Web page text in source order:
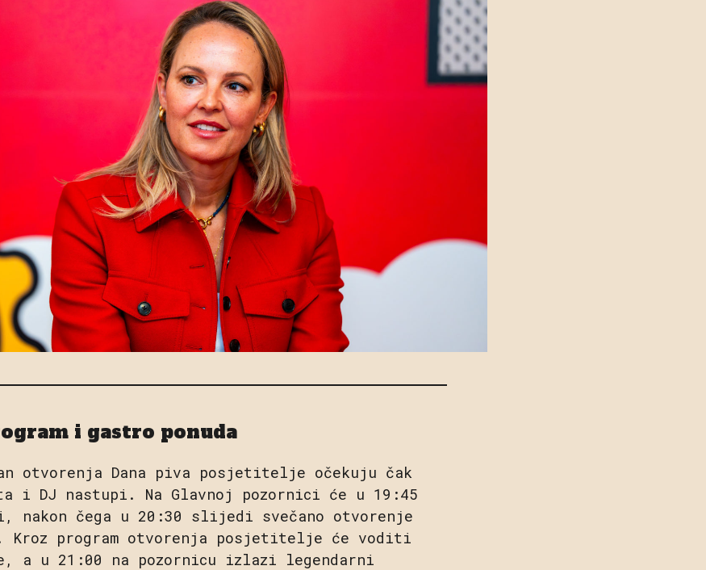
i gastro ponuda
otvorenja Dana piva posjetitelje očekuju čak
i DJ nastupi. Na Glavnoj pozornici će u 19:45
nakon čega u 20:30 slijedi svečano otvorenje
Kroz program otvorenja posjetitelje će voditi
a u 21:00 na pozornicu izlazi legendarni